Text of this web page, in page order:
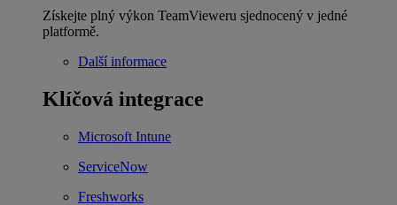
Získejte plný výkon TeamVieweru sjednocený v jedné
platformě.
Další informace
Klíčová integrace
Microsoft Intune
ServiceNow
Freshworks